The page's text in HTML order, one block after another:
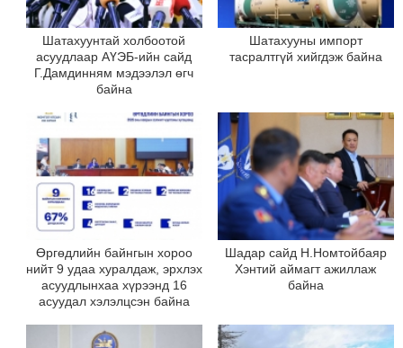
Шатахуунтай холбоотой
асуудлаар АҮЭБ-ийн сайд
Г.Дамдинням мэдээлэл өгч
байна
Шатахууны импорт
тасралтгүй хийгдэж байна
Өргөдлийн байнгын хороо
нийт 9 удаа хуралдаж, эрхлэх
асуудлынхаа хүрээнд 16
асуудал хэлэлцсэн байна
Шадар сайд Н.Номтойбаяр
Хэнтий аймагт ажиллаж
байна